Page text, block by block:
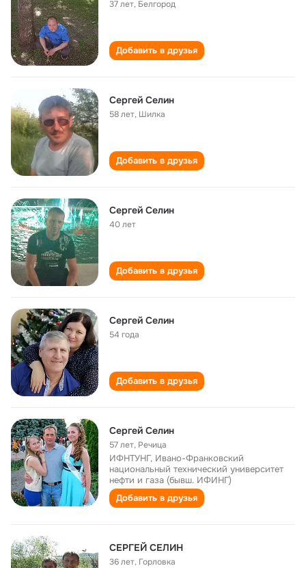
37 лет, Белгород
Добавить в друзья
Сергей Селин
58 лет, Шилка
Добавить в друзья
Сергей Селин
40 лет
Добавить в друзья
Сергей Селин
54 года
Добавить в друзья
Сергей Селин
57 лет, Речица
ИФНТУНГ, Ивано-Франковский
национальный технический университет
нефти и газа (бывш. ИФИНГ)
Добавить в друзья
СЕРГЕЙ СЕЛИН
36 лет, Горловка